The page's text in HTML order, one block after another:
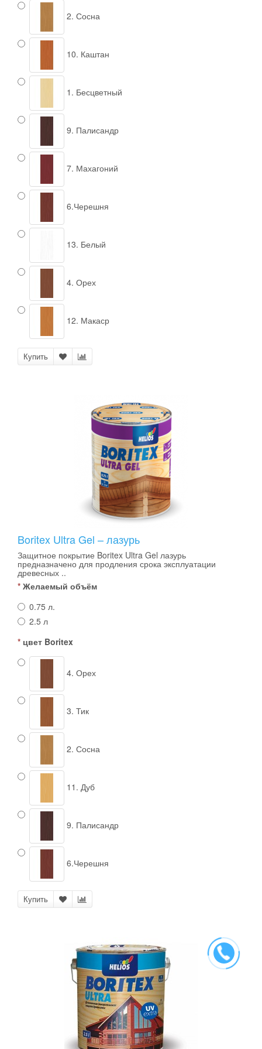
2. Сосна
10. Каштан
1. Бесцветный
9. Палисандр
7. Махагоний
6.Черешня
13. Белый
4. Орех
12. Макаср
Купить
Boritex Ultra Gel – лазурь
Защитное покрытие Boritex Ultra Gel лазурь
предназначено для продления срока эксплуатации
древесных ..
Желаемый объём
0.75 л.
2.5 л
цвет Boritex
4. Орех
3. Тик
2. Сосна
11. Дуб
9. Палисандр
6.Черешня
Купить